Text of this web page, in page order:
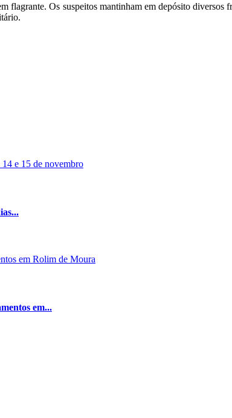
flagrante. Os suspeitos mantinham em depósito
em...